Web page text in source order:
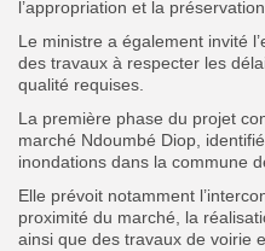
l’appropriation et la
‎Le ministre a également invité
des travaux à respecter les
qualité requises.
‎La première phase du projet
marché Ndoumbé Diop,
inondations dans la commune
‎Elle prévoit notamment
proximité du marché, la
ainsi que des travaux de voirie